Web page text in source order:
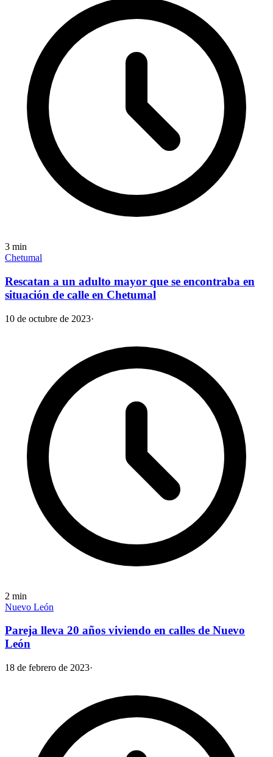
3 min
Chetumal
Rescatan a un adulto mayor que se encontraba en
situación de calle en Chetumal
10 de octubre de 2023·
2 min
Nuevo León
Pareja lleva 20 años viviendo en calles de Nuevo
León
18 de febrero de 2023·